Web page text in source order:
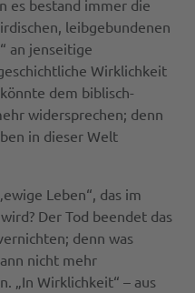
es bestand immer die
leibgebundenen
an jenseitige
Wirklichkeit
dem biblisch-
widersprechen; denn
in dieser Welt
Leben“, das im
Der Tod beendet das
denn was
nicht mehr
„In Wirklichkeit“ – aus